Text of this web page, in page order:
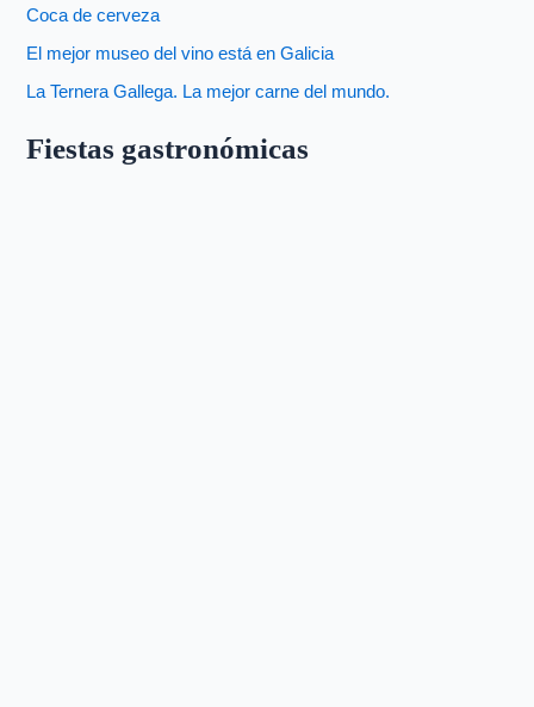
Coca de cerveza
El mejor museo del vino está en Galicia
La Ternera Gallega. La mejor carne del mundo.
Fiestas gastronómicas